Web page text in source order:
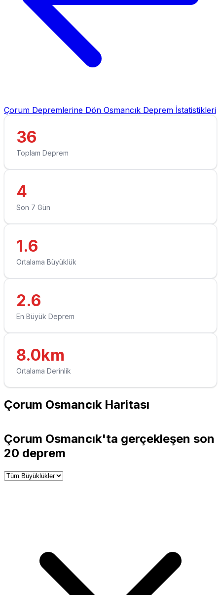
Çorum Depremlerine Dön Osmancık Deprem İstatistikleri
36
Toplam Deprem
4
Son 7 Gün
1.6
Ortalama Büyüklük
2.6
En Büyük Deprem
8.0km
Ortalama Derinlik
Çorum Osmancık Haritası
+
−
Çorum Osmancık'ta gerçekleşen son
20 deprem